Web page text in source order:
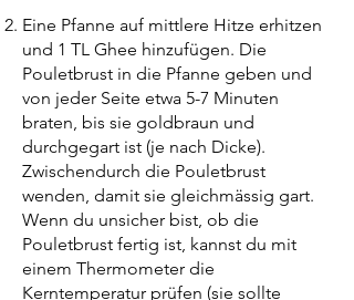
Eine Pfanne auf mittlere Hitze erhitzen
und 1 TL Ghee hinzufügen. Die
Pouletbrust in die Pfanne geben und
von jeder Seite etwa 5-7 Minuten
braten, bis sie goldbraun und
durchgegart ist (je nach Dicke).
Zwischendurch die Pouletbrust
wenden, damit sie gleichmässig gart.
Wenn du unsicher bist, ob die
Pouletbrust fertig ist, kannst du mit
einem Thermometer die
Kerntemperatur prüfen (sie sollte